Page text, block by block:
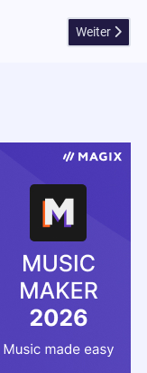
Nächster
Weiter